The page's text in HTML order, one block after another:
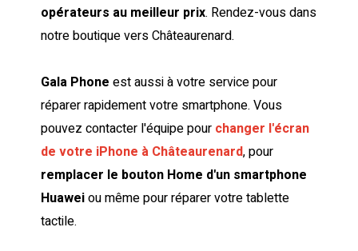
opérateurs au meilleur prix. Rendez-vous dans
notre boutique vers Châteaurenard.
Gala Phone est aussi à votre service pour
réparer rapidement votre smartphone. Vous
pouvez contacter l'équipe pour changer l'écran
de votre iPhone à Châteaurenard, pour
remplacer le bouton Home d'un smartphone
Huaweiou même pour réparer votre tablette
tactile.